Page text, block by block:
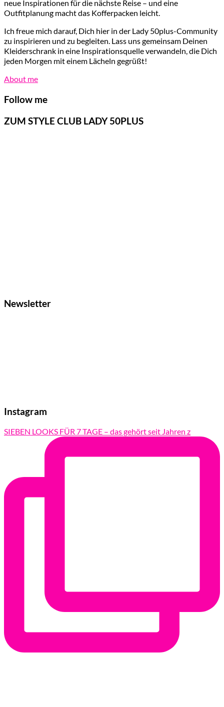
neue Inspirationen für die nächste Reise – und eine
Outfitplanung macht das Kofferpacken leicht.
Ich freue mich darauf, Dich hier in der Lady 50plus-Community
zu inspirieren und zu begleiten. Lass uns gemeinsam Deinen
Kleiderschrank in eine Inspirationsquelle verwandeln, die Dich
jeden Morgen mit einem Lächeln gegrüßt!
About me
Follow me
ZUM STYLE CLUB LADY 50PLUS
Newsletter
Instagram
SIEBEN LOOKS FÜR 7 TAGE – das gehört seit Jahren z